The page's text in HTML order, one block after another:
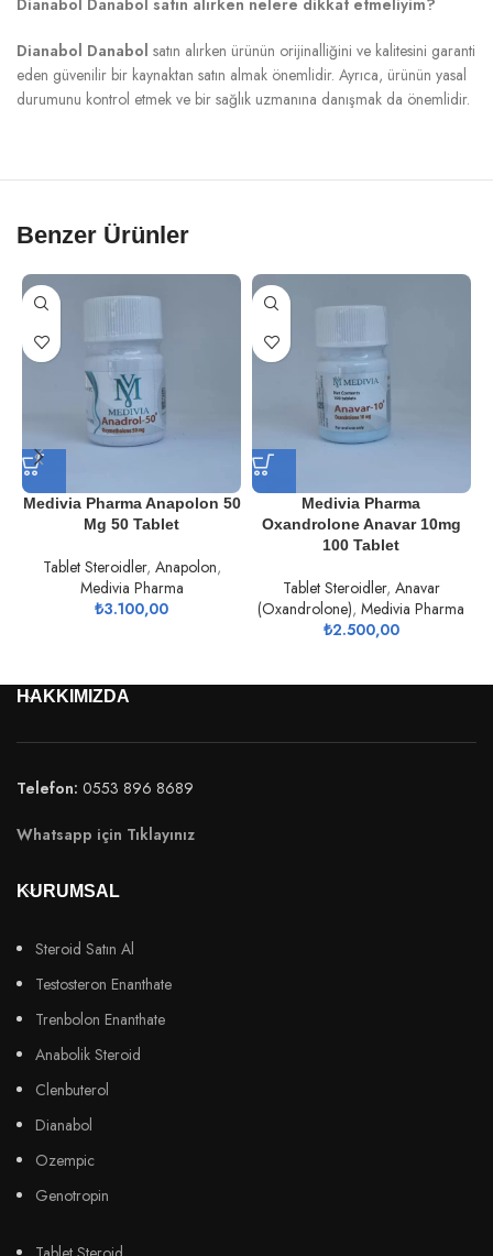
Dianabol Danabol satın alırken ürünün orijinalliğini ve kalitesini garanti
eden güvenilir bir kaynaktan satın almak önemlidir. Ayrıca, ürünün yasal
durumunu kontrol etmek ve bir sağlık uzmanına danışmak da önemlidir.
Benzer Ürünler
Medivia Pharma Anapolon 50
Mg 50 Tablet
Tablet Steroidler, Anapolon,
Medivia Pharma
₺3.100,00
Medivia Pharma
Oxandrolone Anavar 10mg
100 Tablet
Tablet Steroidler, Anavar
(Oxandrolone),Medivia Pharma
₺2.500,00
HAKKIMIZDA
Telefon: 0553 896 8689
Whatsapp için Tıklayınız
KURUMSAL
Steroid Satın Al
Testosteron Enanthate
Trenbolon Enanthate
Anabolik Steroid
Clenbuterol
Dianabol
Ozempic
Genotropin